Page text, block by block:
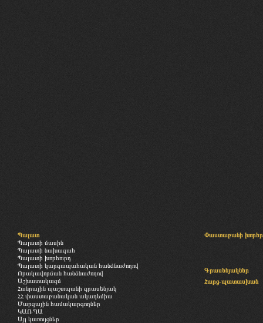
Պալատ
Պալատի մասին
Պալատի նախագահ
Պալատի խորհուրդ
Պալատի կարգապահական հանձնաժողով
Որակավորման հանձնաժողով
Աշխատակազմ
Հանրային պաշտպանի գրասենյակ
ՀՀ փաստաբանական ակադեմիա
Մարզային համակարգողներ
ԿԱՌՊԱ
Այլ կառույցներ
Փաստաբանի
Գրասենյակներ
Հարց-պատասխան